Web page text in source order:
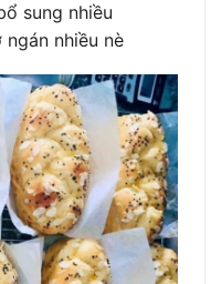
sung nhiều
nhiều nè